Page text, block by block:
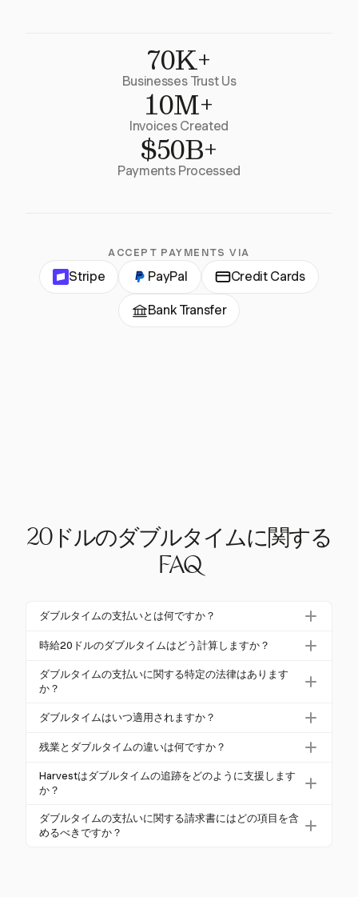
70K+
Businesses Trust Us
10M+
Invoices Created
$50B+
Payments Processed
ACCEPT PAYMENTS VIA
Stripe PayPal Credit Cards
Bank Transfer
20ドルのダブルタイムに関する
FAQ
ダブルタイムの支払いとは何ですか？
ダブルタイムの支払いは、通常の時給の2倍の報酬で
り40ドルになり、通常は過剰な労働時間や特別なシ
フトに適用されます。
時給20ドルのダブルタイムはどう計算しますか？
時給20ドルのダブルタイムを計算するには、通常の
時給を2倍にします。これにより、時給40ドルになり
報酬が保証されます。
ダブルタイムの支払いに関する特定の法律はあります
か？
はい、アメリカではカリフォルニア州が、1日の労働
える場合にダブルタイムの支払いを義務付けていま
ん。
ダブルタイムはいつ適用されますか？
ダブルタイムは通常、過剰な労働時間、祝日、また
では、1日の労働時間が12時間を超える場合や、7日
連続で8時間を超えた場合に適用されます。
残業とダブルタイムの違いは何ですか？
残業は通常、通常の時給の1.5倍で支払われますが、
ダブルタイムは通常の時給の2倍です。時給20ドルの
ます。
Harvestはダブルタイムの追跡をどのように支援します
か？
Harvestは柔軟な手動追跡オプションを提供し、ユー
ザーがさまざまな支払い規則に適応し、通常の時
ダブルタイムの支払いに関する請求書にはどの項目を含
めるべきですか？